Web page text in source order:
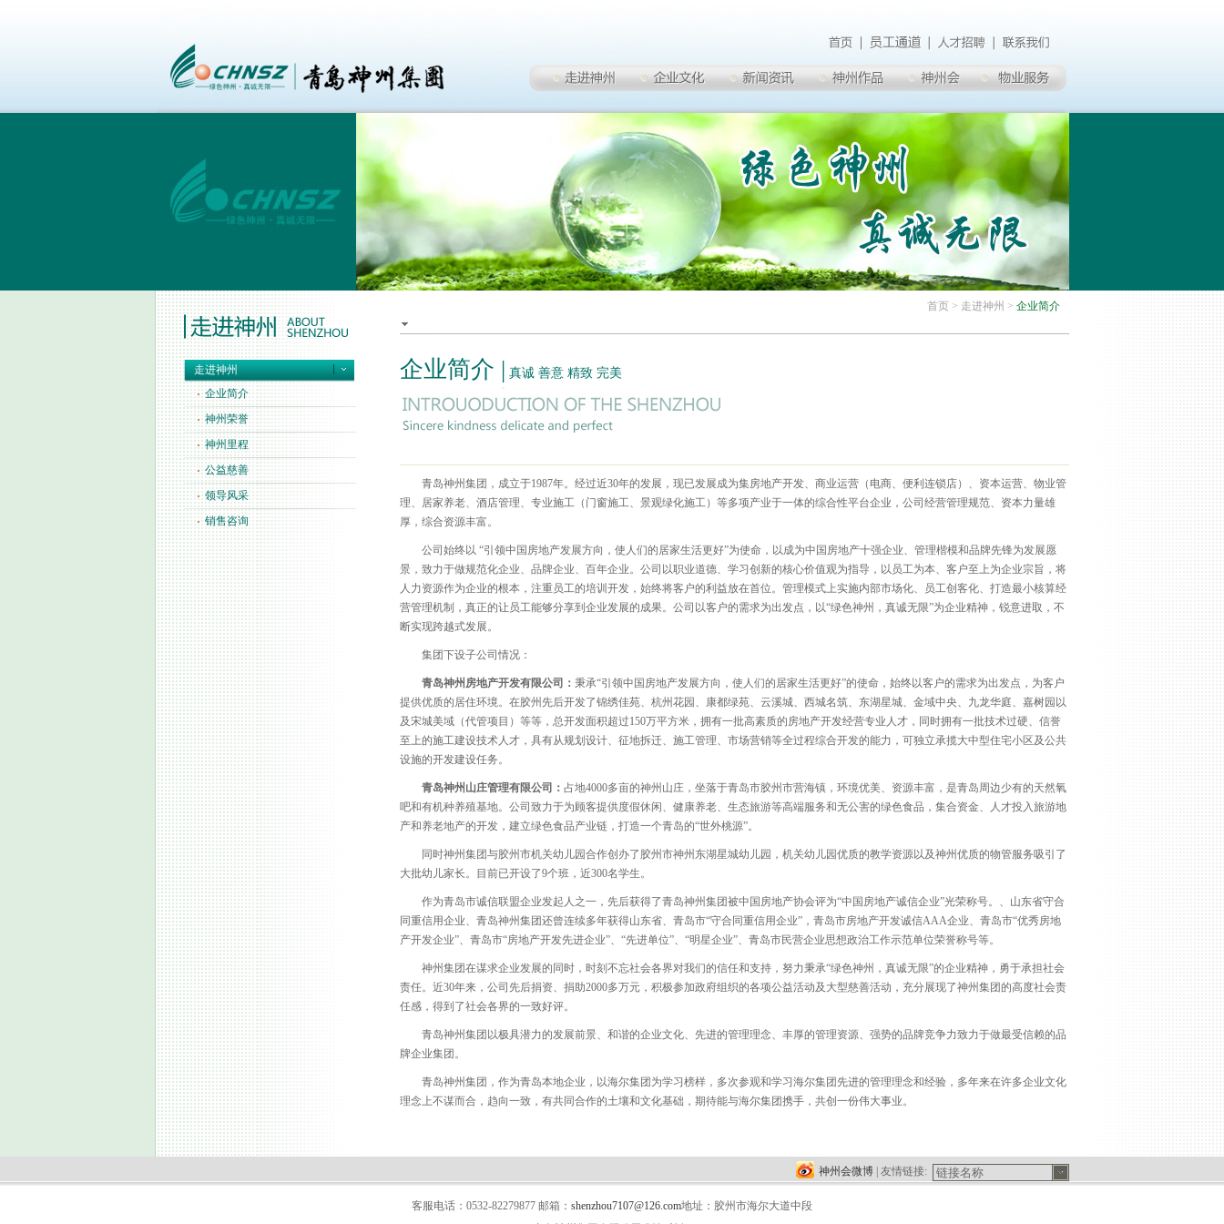
走进神州
企业简介
神州荣誉
神州里程
公益慈善
领导风采
销售咨询
首页> 走进神州 > 企业简介
企业简介 | 真诚 善意 精致 完美
青岛神州集团，成立于1987年。经过近30年的发展，现已发展成为集房地产开发、商业运营（电商、便利连锁店）、资本运营、物业管
理、居家养老、酒店管理、专业施工（门窗施工、景观绿化施工）等多项产业于一体的综合性平台企业，公司经营管理规范、资本力量雄
厚，综合资源丰富。
公司始终以 “引领中国房地产发展方向，使人们的居家生活更好”为使命，以成为中国房地产十强企业、管理楷模和品牌先锋为发展愿
景，致力于做规范化企业、品牌企业、百年企业。公司以职业道德、学习创新的核心价值观为指导，以员工为本、客户至上为企业宗旨，将
人力资源作为企业的根本，注重员工的培训开发，始终将客户的利益放在首位。管理模式上实施内部市场化、员工创客化、打造最小核算经
营管理机制，真正的让员工能够分享到企业发展的成果。公司以客户的需求为出发点，以“绿色神州，真诚无限”为企业精神，锐意进取，不
断实现跨越式发展。
集团下设子公司情况：
青岛神州房地产开发有限公司： 秉承“引领中国房地产发展方向，使人们的居家生活更好”的使命，始终以客户的需求为出发点，为客户
提供优质的居住环境。在胶州先后开发了锦绣佳苑、杭州花园、康都绿苑、云溪城、西城名筑、东湖星城、金域中央、九龙华庭、嘉树园以
及宋城美域（代管项目）等等，总开发面积超过150万平方米，拥有一批高素质的房地产开发经营专业人才，同时拥有一批技术过硬、信誉
至上的施工建设技术人才，具有从规划设计、征地拆迁、施工管理、市场营销等全过程综合开发的能力，可独立承揽大中型住宅小区及公共
设施的开发建设任务。
青岛神州山庄管理有限公司： 占地4000多亩的神州山庄，坐落于青岛市胶州市营海镇，环境优美、资源丰富，是青岛周边少有的天然氧
吧和有机种养殖基地。公司致力于为顾客提供度假休闲、健康养老、生态旅游等高端服务和无公害的绿色食品，集合资金、人才投入旅游地
产和养老地产的开发，建立绿色食品产业链，打造一个青岛的“世外桃源”。
同时神州集团与胶州市机关幼儿园合作创办了胶州市神州东湖星城幼儿园，机关幼儿园优质的教学资源以及神州优质的物管服务吸引了
大批幼儿家长。目前已开设了9个班，近300名学生。
作为青岛市诚信联盟企业发起人之一，先后获得了青岛神州集团被中国房地产协会评为“中国房地产诚信企业”光荣称号。、山东省守合
同重信用企业、青岛神州集团还曾连续多年获得山东省、青岛市“守合同重信用企业”，青岛市房地产开发诚信AAA企业、青岛市“优秀房地
产开发企业”、青岛市“房地产开发先进企业”、“先进单位”、“明星企业”、青岛市民营企业思想政治工作示范单位荣誉称号等。
神州集团在谋求企业发展的同时，时刻不忘社会各界对我们的信任和支持，努力秉承“绿色神州，真诚无限”的企业精神，勇于承担社会
责任。近30年来，公司先后捐资、捐助2000多万元，积极参加政府组织的各项公益活动及大型慈善活动，充分展现了神州集团的高度社会责
任感，得到了社会各界的一致好评。
青岛神州集团以极具潜力的发展前景、和谐的企业文化、先进的管理理念、丰厚的管理资源、强势的品牌竞争力致力于做最受信赖的品
牌企业集团。
青岛神州集团，作为青岛本地企业，以海尔集团为学习榜样，多次参观和学习海尔集团先进的管理理念和经验，多年来在许多企业文化
理念上不谋而合，趋向一致，有共同合作的土壤和文化基础，期待能与海尔集团携手，共创一份伟大事业。
神州会微博 | 友情链接:
客服电话：0532-82279877 邮箱： shenzhou7107@126.com地址：胶州市海尔大道中段